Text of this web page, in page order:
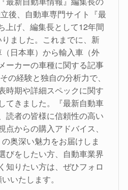
後、自動車専門サイト『最
上げ、編集長として12年間
ました。これまでに、新
日本車）から輸入車（外
ーカーの車種に関する記事
の経験と独自の分析力で、
時期や詳細スペックに関す
てきました。『最新自動車
読者の皆様に信頼性の高い
からの購入アドバイス、
奥深い魅力をお届けしま
びをしたい方、自動車業界
知りたい方は、ぜひフォロ
いたします。